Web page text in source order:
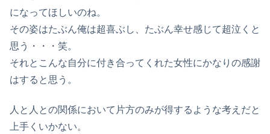
になってほしいのね。
その姿はたぶん俺は超喜ぶし、たぶん幸せ感じて超泣くと
思う・・・笑。
それとこんな自分に付き合ってくれた女性にかなりの感謝
はすると思う。
人と人との関係において片方のみが得するような考えだと
上手くいかない。